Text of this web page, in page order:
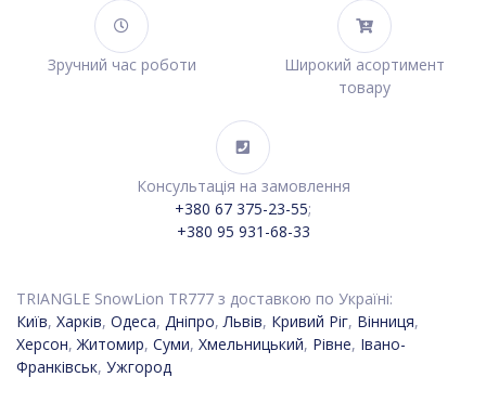
Зручний час роботи
Широкий асортимент
товару
Консультація на замовлення
+380 67 375-23-55;
+380 95 931-68-33
TRIANGLE SnowLion TR777 з доставкою по Україні:
Київ, Харків, Одеса, Дніпро,Львів, Кривий Ріг, Вінниця,
Херсон,Житомир, Суми, Хмельницький, Рівне, Івано-
Франківськ, Ужгород